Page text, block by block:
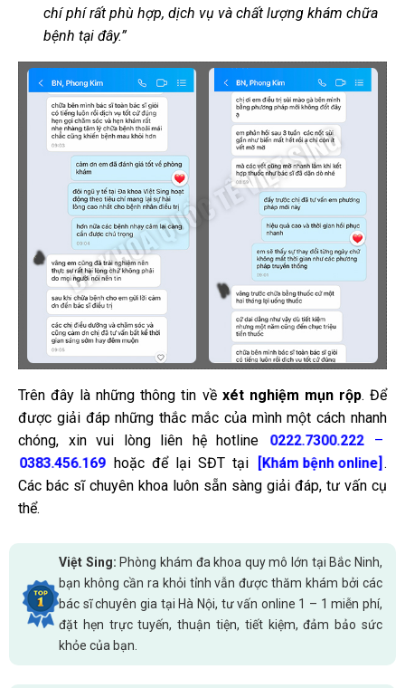
chí phí rất phù hợp, dịch vụ và chất lượng khám chữa
bệnh tại đây.”
Trên đây là những thông tin vềxét nghiệm mụn rộp. Để
được giải đáp những thắc mắc của mình một cách nhanh
chóng, xin vui lòng liên hệ hotline
0222.7300.222 –
0383.456.169 hoặc để lại SĐT tại [Khám bệnh online] .
Các bác sĩ chuyên khoa luôn sẵn sàng giải đáp, tư vấn cụ
thể.
Việt Sing: Phòng khám đa khoa quy mô lớn tại Bắc Ninh,
bạn không cần ra khỏi tỉnh vẫn được thăm khám bởi các
bác sĩ chuyên gia tại Hà Nội, tư vấn online 1 – 1 miễn phí,
đặt hẹn trực tuyến, thuận tiện, tiết kiệm, đảm bảo sức
khỏe của bạn.